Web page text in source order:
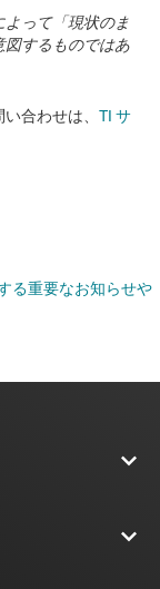
よって「現状のま
図するものではあ
合わせは、 TI サ
る重要なお知らせや